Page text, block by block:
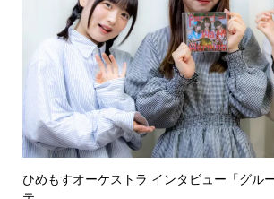
ひめもすオーケストラ インタビュー「グル